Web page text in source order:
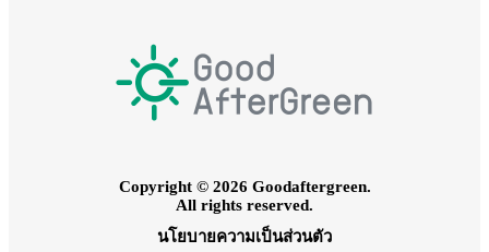
Copyright © 2026 Goodaftergreen.
All rights reserved.
นโยบายความเป็นส่วนตัว